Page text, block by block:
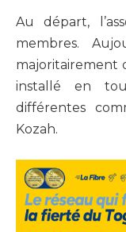
Au départ,
membres.
majoritairement
installé en
différentes
Kozah.